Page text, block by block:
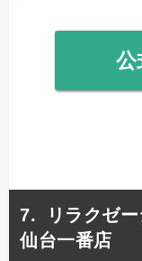
公
リラクゼ
仙台一番店